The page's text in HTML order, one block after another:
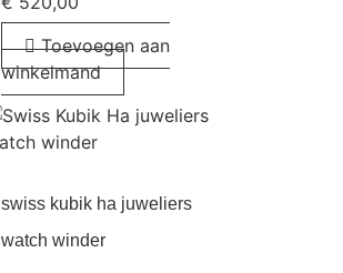
Toevoegen aan
winkelmand
swiss kubik ha juweliers
watch winder